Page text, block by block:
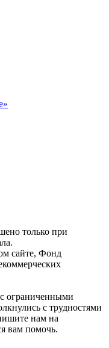
только при
сайте, Фонд
ограниченными
с трудностями
нам на
вам помочь.